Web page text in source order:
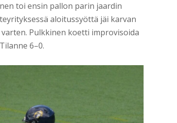
toi ensin pallon parin jaardin
aloitussyöttä jäi karvan
Pulkkinen koetti improvisoida
6–0.